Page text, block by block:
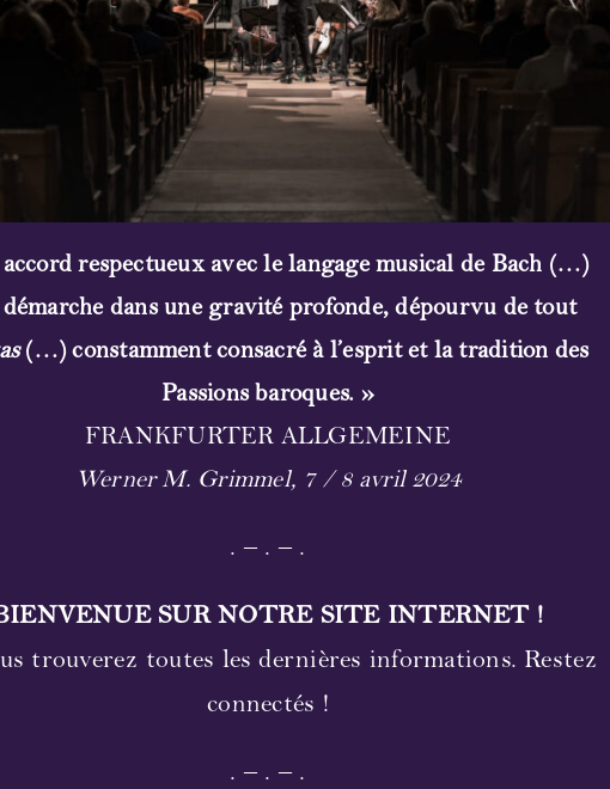
respectueux avec le langage musical de Bach (…)
dans une gravité profonde, dépourvu de tout
(…) constamment consacré à l’esprit et la tradition des
Passions baroques. »
FRANKFURTER ALLGEMEINE
Werner M. Grimmel, 7 / 8 avril 2024
. – . – .
SUR NOTRE SITE INTERNET !
trouverez toutes les dernières informations. Restez
connectés !
. – . – .